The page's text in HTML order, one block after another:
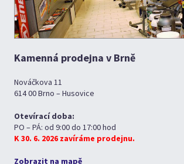
Kamenná prodejna v Brně
Nováčkova 11
614 00 Brno – Husovice
Otevírací doba:
PO – PÁ: od 9:00 do 17:00 hod
K 30. 6. 2026 zavíráme prodejnu.
Zobrazit na mapě